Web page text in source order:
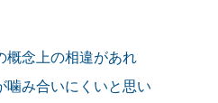
概念上の相違があれ
噛み合いにくいと思い